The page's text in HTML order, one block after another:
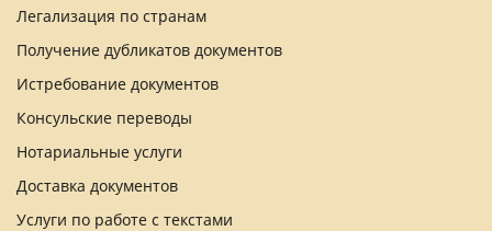
Легализация по странам
Получение дубликатов документов
Истребование документов
Консульские переводы
Нотариальные услуги
Доставка документов
Услуги по работе с текстами